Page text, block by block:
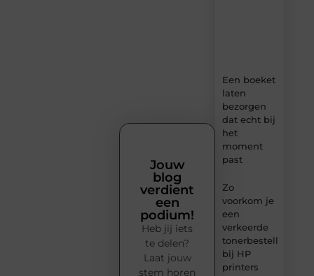
Een boeket
laten
bezorgen
dat echt bij
het
moment
past
Zo
voorkom je
een
verkeerde
tonerbestelling
bij HP
printers
Jouw
blog
verdient
een
podium!
Heb jij iets
te delen?
Laat jouw
stem horen